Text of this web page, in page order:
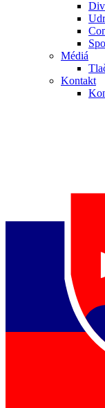
Médiá
Kontakt